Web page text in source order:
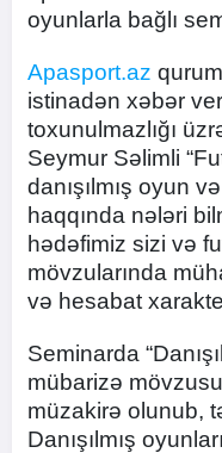
oyunlarla bağlı
Apasport.az
istinadən xəbər
toxunulmazlığı
Seymur Səlimli
danışılmış oyun
haqqında nələri
hədəfimiz sizi və
mövzularında
və hesabat
Seminarda
mübarizə
müzakirə olunub,
Danışılmış